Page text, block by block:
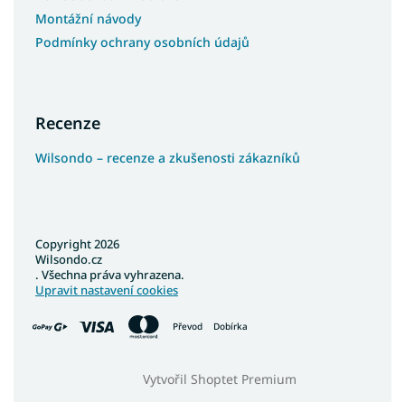
Montážní návody
Podmínky ochrany osobních údajů
Recenze
Wilsondo – recenze a zkušenosti zákazníků
Převod Dobírka
Vytvořil Shoptet Premium
Copyright 2026
Wilsondo.cz
. Všechna práva vyhrazena.
Upravit nastavení cookies